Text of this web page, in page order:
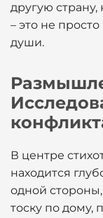
другую
– это не
души.
В центре
находится
одной
тоску по дому,